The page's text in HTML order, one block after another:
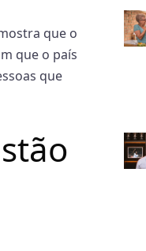
que o
que o país
que